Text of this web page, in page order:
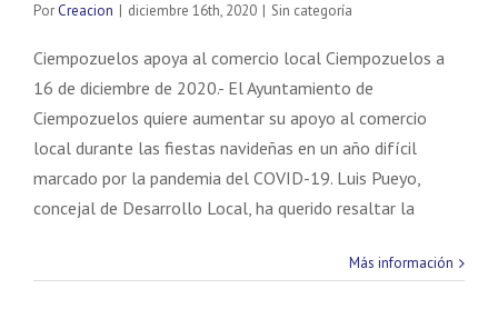
Por Creacion diciembre 16th, 2020 Sin categoría
Ciempozuelos apoya al comercio local Ciempozuelos a
16 de diciembre de 2020.- El Ayuntamiento de
Ciempozuelos quiere aumentar su apoyo al comercio
local durante las fiestas navideñas en un año difícil
marcado por la pandemia del COVID-19. Luis Pueyo,
concejal de Desarrollo Local, ha querido resaltar la
Más información